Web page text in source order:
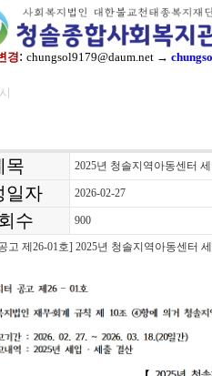
경: chungsol9179@daum.net →
목 2025년 청솔지역아동센터
일자 2026-02-27
수 900
고 제26-01호] 2025년 청솔지역아동센터